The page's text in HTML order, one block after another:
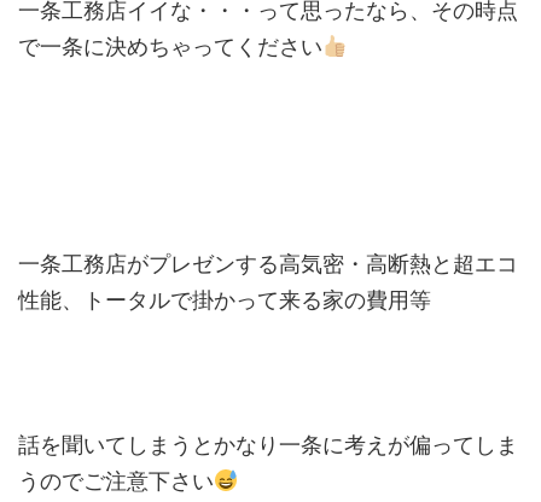
一条工務店イイな・・・って思ったなら、その時点
で一条に決めちゃってください
一条工務店がプレゼンする高気密・高断熱と超エコ
性能、トータルで掛かって来る家の費用等
話を聞いてしまうとかなり一条に考えが偏ってしま
うのでご注意下さい